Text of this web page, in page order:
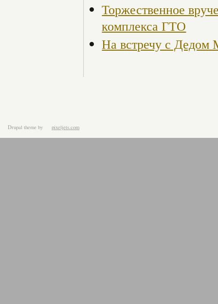
Торжественное
комплекса ГТО
На встречу с Дедом
Drupal theme by pixeljets.com